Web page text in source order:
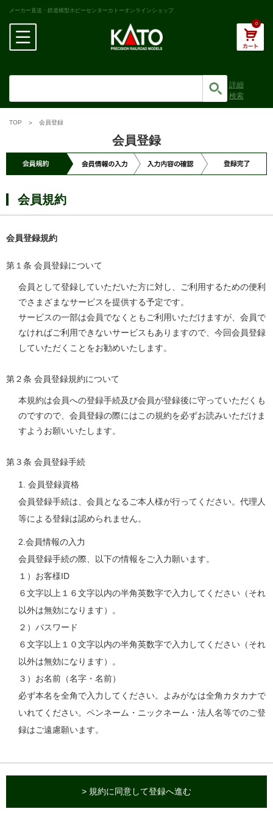
メーカー直送・鉄道模型ホビーセンターカトーオンラインショップ
0
詳細
検索
TOP 会員登録
会員登録
会員規約
会員登録規約
第１条 会員登録について
会員として登録していただいた方に対し、ご利用するための便利
でさまざまなサービスを提供する予定です。
サービスの一部は会員でなくともご利用いただけますが、会員で
なければご利用できないサービスもありますので、今回会員登録
していただくことをお勧めいたします。
第２条 会員登録規約について
本規約は会員への登録手続及び会員が登録後に守っていただくも
のですので、会員登録の際にはこの規約を必ずお読みいただけま
すようお願いいたします。
第３条 会員登録手続
1. 会員登録資格
会員登録手続は、会員となるご本人様が行ってください。代理人
等による登録は認められません。
2.会員情報の入力
会員登録手続の際、以下の情報をご入力願います。
１）お客様ID
６文字以上１６文字以内の半角英数字で入力してください（それ
以外は無効になります）。
２）パスワード
６文字以上１０文字以内の半角英数字で入力してください（それ
以外は無効になります）。
３）お名前（名字・名前）
必ず本名を全角で入力してください。よみがなは全角カタカナで
いれてください。ペンネーム・ニックネーム・法人名等でのご登
録はご遠慮願います。
> 規約に同意して登録へ進む